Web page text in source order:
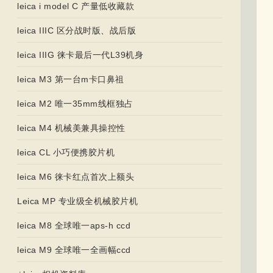
leica i model C 产量低收藏款
leica IIIC 区分战时版、战后版
leica IIIG 徕卡最后一代L39机身
leica M3 第一台m卡口鼻祖
leica M2 唯一35mm线框独占
leica M4 机械美兼具操控性
leica CL 小巧便携胶片机
leica M6 徕卡红点首次上额头
Leica MP 专业级全机械胶片机
leica M8 全球唯一aps-h ccd
leica M9 全球唯一全画幅ccd